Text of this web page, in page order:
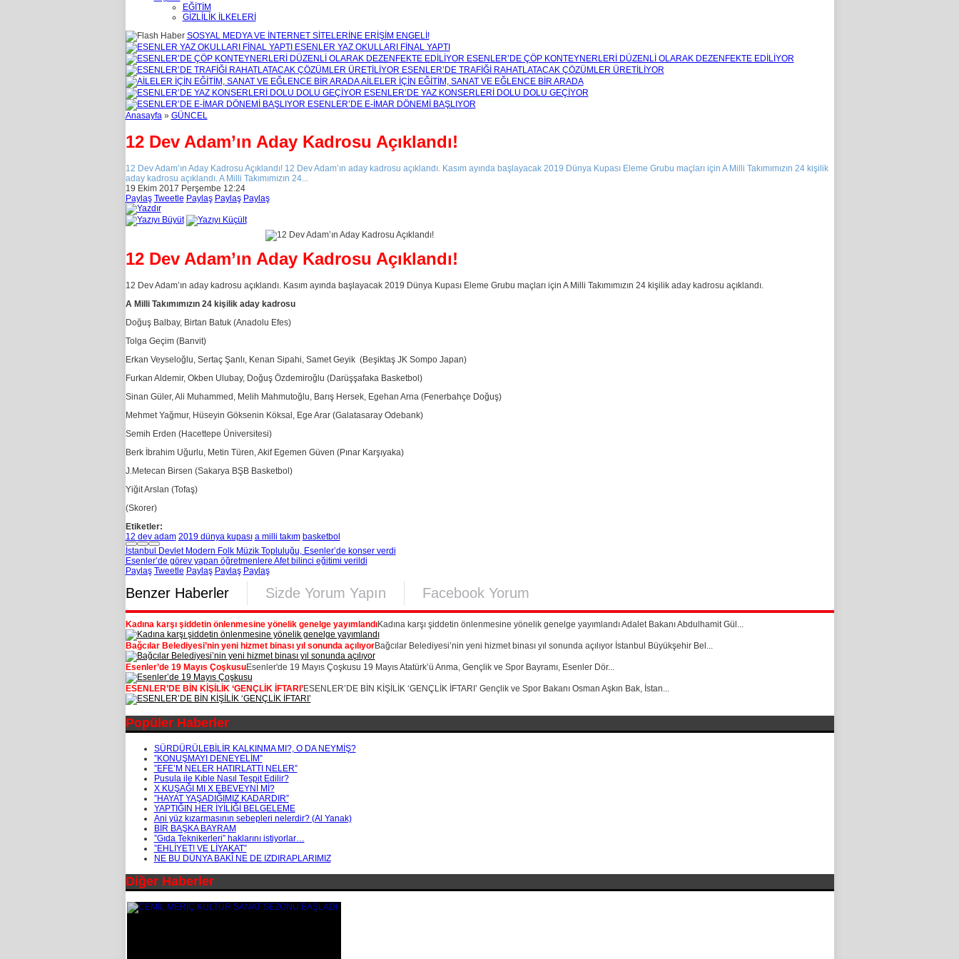
EĞİTİM
GİZLİLİK İLKELERİ
SOSYAL MEDYA VE İNTERNET SİTELERİNE ERİŞİM ENGELİ!
ESENLER YAZ OKULLARI FİNAL YAPTI
ESENLER’DE ÇÖP KONTEYNERLERİ DÜZENLİ OLARAK DEZENFEKTE EDİLİYOR
ESENLER’DE TRAFİĞİ RAHATLATACAK ÇÖZÜMLER ÜRETİLİYOR
AİLELER İÇİN EĞİTİM, SANAT VE EĞLENCE BİR ARADA
ESENLER’DE YAZ KONSERLERİ DOLU DOLU GEÇİYOR
ESENLER’DE E-İMAR DÖNEMİ BAŞLIYOR
Anasayfa» GÜNCEL
12 Dev Adam’ın Aday Kadrosu Açıklandı!
12 Dev Adam’ın Aday Kadrosu Açıklandı! 12 Dev Adam’ın aday kadrosu açıklandı. Kasım ayında başlayacak 2019 Dünya Kupası Eleme Grubu maçları için A Milli Takımımızın 24 kişilik
aday kadrosu açıklandı. A Milli Takımımızın 24...
19 Ekim 2017 Perşembe 12:24
Paylaş Tweetle Paylaş Paylaş Paylaş
12 Dev Adam’ın Aday Kadrosu Açıklandı!
12 Dev Adam’ın aday kadrosu açıklandı. Kasım ayında başlayacak 2019 Dünya Kupası Eleme Grubu maçları için A Milli Takımımızın 24 kişilik aday kadrosu açıklandı.
A Milli Takımımızın 24 kişilik aday kadrosu
Doğuş Balbay, Birtan Batuk (Anadolu Efes)
Tolga Geçim (Banvit)
Erkan Veyseloğlu, Sertaç Şanlı, Kenan Sipahi, Samet Geyik (Beşiktaş JK Sompo Japan)
Furkan Aldemir, Okben Ulubay, Doğuş Özdemiroğlu (Darüşşafaka Basketbol)
Sinan Güler, Ali Muhammed, Melih Mahmutoğlu, Barış Hersek, Egehan Arna (Fenerbahçe Doğuş)
Mehmet Yağmur, Hüseyin Göksenin Köksal, Ege Arar (Galatasaray Odebank)
Semih Erden (Hacettepe Üniversitesi)
Berk İbrahim Uğurlu, Metin Türen, Akif Egemen Güven (Pınar Karşıyaka)
J.Metecan Birsen (Sakarya BŞB Basketbol)
Yiğit Arslan (Tofaş)
(Skorer)
Etiketler:
12 dev adam 2019 dünya kupası a milli takım basketbol
İstanbul Devlet Modern Folk Müzik Topluluğu, Esenler’de konser verdi
Esenler’de görev yapan öğretmenlere Afet bilinci eğitimi verildi
Paylaş Tweetle Paylaş Paylaş Paylaş
Benzer Haberler Sizde Yorum Yapın Facebook Yorum
Kadına karşı şiddetin önlenmesine yönelik genelge yayımlandıKadına karşı şiddetin önlenmesine yönelik genelge yayımlandı Adalet Bakanı Abdulhamit Gül...
Bağcılar Belediyesi’nin yeni hizmet binası yıl sonunda açılıyorBağcılar Belediyesi’nin yeni hizmet binası yıl sonunda açılıyor İstanbul Büyükşehir Bel...
Esenler’de 19 Mayıs ÇoşkusuEsenler'de 19 Mayıs Çoşkusu 19 Mayıs Atatürk’ü Anma, Gençlik ve Spor Bayramı, Esenler Dör...
ESENLER’DE BİN KİŞİLİK ‘GENÇLİK İFTARI’ESENLER’DE BİN KİŞİLİK ‘GENÇLİK İFTARI’ Gençlik ve Spor Bakanı Osman Aşkın Bak, İstan...
Popüler Haberler
SÜRDÜRÜLEBİLİR KALKINMA MI?, O DA NEYMİŞ?
”KONUŞMAYI DENEYELİM”
”EFE’M NELER HATIRLATTI NELER”
Pusula ile Kıble Nasıl Tespit Edilir?
X KUŞAĞI MI X EBEVEYNİ Mİ?
”HAYAT YAŞADIĞIMIZ KADARDIR”
YAPTIĞIN HER İYİLİĞİ BELGELEME
Ani yüz kızarmasının sebepleri nelerdir? (Al Yanak)
BİR BAŞKA BAYRAM
”Gıda Teknikerleri” haklarını istiyorlar…
”EHLİYET! VE LİYAKAT”
NE BU DÜNYA BAKÎ NE DE IZDIRAPLARIMIZ
Diğer Haberler